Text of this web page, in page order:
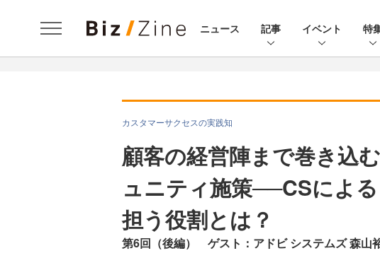
ニュース 記事 イベント 特
カスタマーサクセスの実践知
顧客の経営陣まで巻き込
ュニティ施策──CSによ
担う役割とは？
第6回（後編） ゲスト：アドビ システムズ 森山